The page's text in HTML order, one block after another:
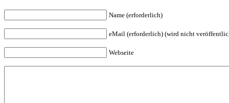
Name (erforderlich)
eMail (erforderlich) (wird nicht
Webseite